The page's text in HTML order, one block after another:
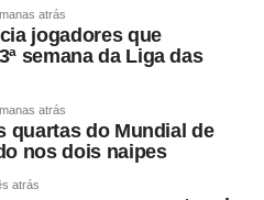
atrás
jogadores que
semana da Liga das
atrás
quartas do Mundial de
nos dois naipes
atrás